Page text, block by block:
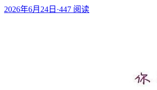
2026年6月24日 ·447 阅读